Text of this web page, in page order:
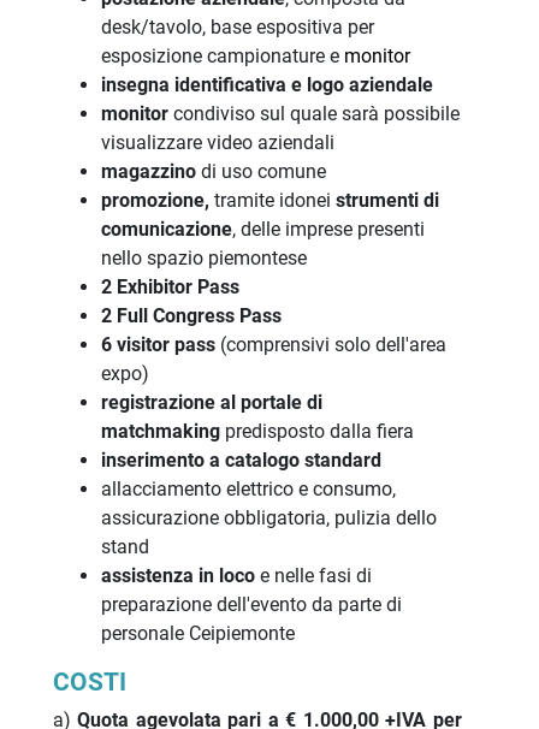
desk/tavolo, base espositiva per
esposizione campionature emonitor
insegna identificativa e logo aziendale
monitor condiviso sul quale sarà possibile
visualizzare video aziendali
magazzinodi uso comune
promozione, tramite idonei strumenti di
comunicazione, delle imprese presenti
nello spazio piemontese
2 Exhibitor Pass
2 Full Congress Pass
6 visitor pass(comprensivi solo dell'area
expo)
registrazione al portale di
matchmaking predisposto dalla fiera
inserimento a catalogo standard
allacciamento elettrico e consumo,
assicurazione obbligatoria, pulizia dello
stand
assistenza in locoe nelle fasi di
preparazione dell'evento da parte di
personale Ceipiemonte
COSTI
a)Quota agevolata pari a€ 1.000,00 +IVA per